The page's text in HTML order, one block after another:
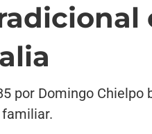
por Domingo